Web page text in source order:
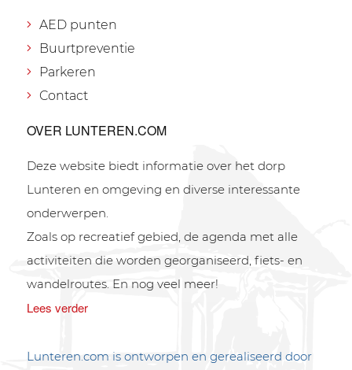
AED punten
Buurtpreventie
Parkeren
Contact
OVER LUNTEREN.COM
Deze website biedt informatie over het dorp
Lunteren en omgeving en diverse interessante
onderwerpen.
Zoals op recreatief gebied, de agenda met alle
activiteiten die worden georganiseerd, fiets- en
wandelroutes. En nog veel meer!
Lees verder
Lunteren.com is ontworpen en gerealiseerd door